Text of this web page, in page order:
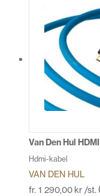
Van Den Hul
Hdmi-kabel
VAN DEN HUL
fr. 1 290,00 kr /st.